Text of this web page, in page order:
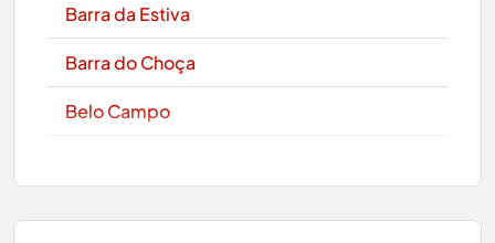
Barra da Estiva
Barra do Choça
Belo Campo